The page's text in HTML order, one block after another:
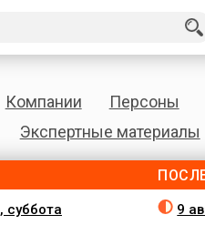
Компании Персоны
Экспертные материалы
суббота 9